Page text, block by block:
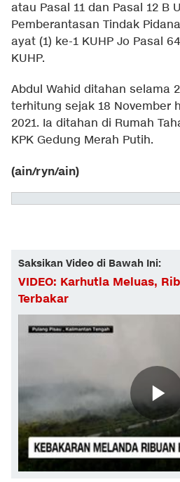
atau Pasal 11 dan Pasal 12 B
Pemberantasan Tindak
ayat (1) ke-1 KUHP Jo Pasal
KUHP.
Abdul Wahid ditahan selama
terhitung sejak 18 November
2021. Ia ditahan di Rumah
KPK Gedung Merah Putih.
(ain/ryn/ain)
Saksikan Video di Bawah Ini:
VIDEO: Karhutla Meluas,
Terbakar